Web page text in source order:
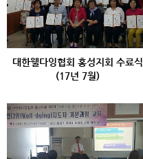
대한웰다잉협회 홍성지회 수료식
(17년 7월)